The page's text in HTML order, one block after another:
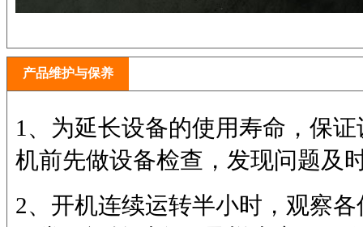
产品维护与保养
1、为延长设备的使用寿命，保
机前先做设备检查，发现问题及
2、开机连续运转半小时，观察